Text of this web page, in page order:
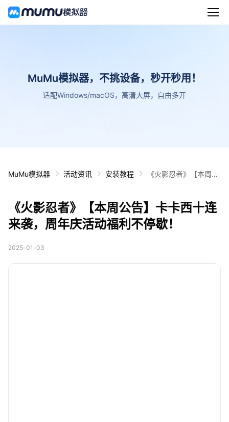
MuMu模拟器，不挑设备，秒开秒用！
适配Windows/macOS，高清大屏，自由多开
MuMu模拟器 活动资讯 安装教程
《火影忍者》【本周公
歇！
《火影忍者》【本周公告】卡卡西十连
来袭，周年庆活动福利不停歇！
2025-01-03